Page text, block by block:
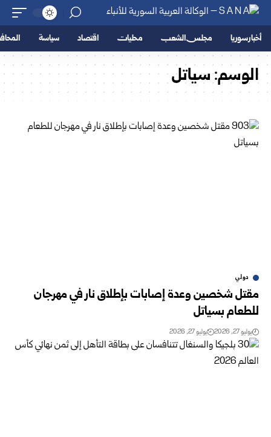
أخبار سوريا مجلس الشعب محليات اقتصاد سياسة
الوسم:سياتل
دولي
مقتل شخصين وعدة إصابات بإطلاق نار في مهرجان
للطعام بسياتل ‏
يوليو 27, 2026 يوليو 27, 2026